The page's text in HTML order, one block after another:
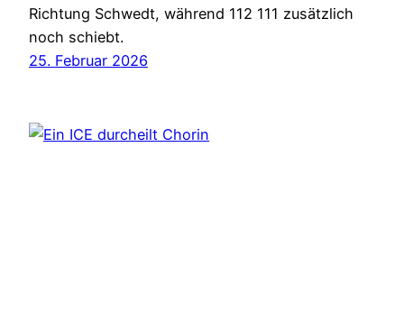
Richtung Schwedt, während 112 111 zusätzlich
noch schiebt.
25. Februar 2026